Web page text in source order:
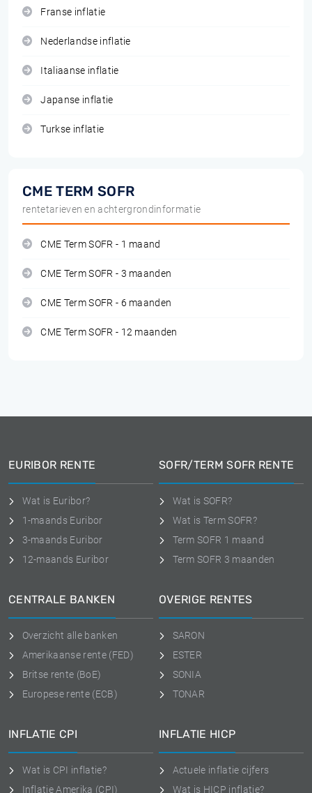
Franse inflatie
Nederlandse inflatie
Italiaanse inflatie
Japanse inflatie
Turkse inflatie
CME TERM SOFR
rentetarieven en achtergrondinformatie
CME Term SOFR - 1 maand
CME Term SOFR - 3 maanden
CME Term SOFR - 6 maanden
CME Term SOFR - 12 maanden
EURIBOR RENTE
Wat is Euribor?
1-maands Euribor
3-maands Euribor
12-maands Euribor
SOFR/TERM SOFR RENTE
Wat is SOFR?
Wat is Term SOFR?
Term SOFR 1 maand
Term SOFR 3 maanden
CENTRALE BANKEN
Overzicht alle banken
Amerikaanse rente (FED)
Britse rente (BoE)
Europese rente (ECB)
OVERIGE RENTES
SARON
ESTER
SONIA
TONAR
INFLATIE CPI
Wat is CPI inflatie?
Inflatie Amerika (CPI)
INFLATIE HICP
Actuele inflatie cijfers
Wat is HICP inflatie?